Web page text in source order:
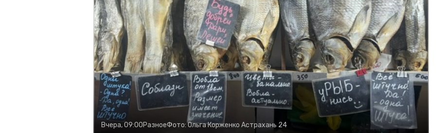
Вчера, 09:00РазноеФото:Ольга Корженко Астрахань 24